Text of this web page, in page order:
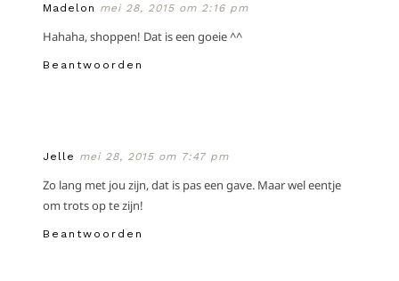
Madelon mei 28, 2015 om 2:16 pm
Hahaha, shoppen! Dat is een goeie ^^
Beantwoorden
Jelle mei 28, 2015 om 7:47 pm
Zo lang met jou zijn, dat is pas een gave. Maar wel eentje
om trots op te zijn!
Beantwoorden